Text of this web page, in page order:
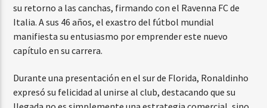
su retorno a las canchas, firmando con el Ravenna FC de
Italia. A sus 46 años, el exastro del fútbol mundial
manifiesta su entusiasmo por emprender este nuevo
capítulo en su carrera.
Durante una presentación en el sur de Florida, Ronaldinho
expresó su felicidad al unirse al club, destacando que su